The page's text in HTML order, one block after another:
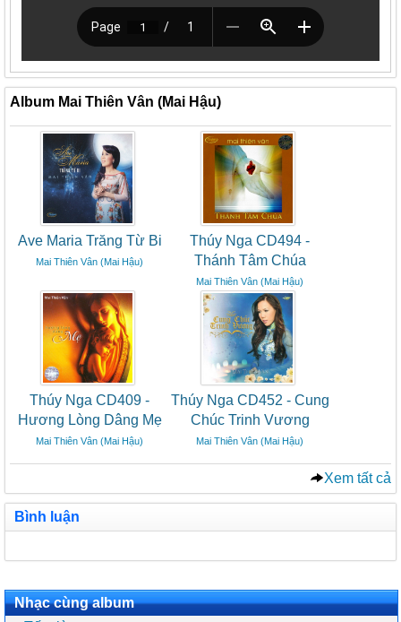
Album Mai Thiên Vân (Mai Hậu)
Ave Maria Trăng Từ Bi
Mai Thiên Vân (Mai Hậu)
Thúy Nga CD494 -
Thánh Tâm Chúa
Mai Thiên Vân (Mai Hậu)
Thúy Nga CD409 -
Hương Lòng Dâng Mẹ
Mai Thiên Vân (Mai Hậu)
Thúy Nga CD452 - Cung
Chúc Trinh Vương
Mai Thiên Vân (Mai Hậu)
Xem tất cả
Bình luận
Nhạc cùng album